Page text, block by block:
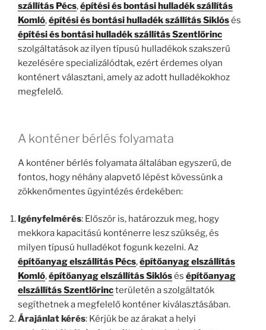
szállítás Pécs,építési és bontási hulladék szállítás
Komló,építési és bontási hulladék szállítás Siklósés
építési és bontási hulladék szállítás Szentlőrinc
szolgáltatások az ilyen típusú hulladékok szakszerű
kezelésére specializálódtak, ezért érdemes olyan
konténert választani, amely az adott hulladékokhoz
megfelelő.
A konténer bérlés folyamata
A konténer bérlés folyamata általában egyszerű, de
fontos, hogy néhány alapvető lépést kövessünk a
zökkenőmentes ügyintézés érdekében:
Igényfelmérés: Először is, határozzuk meg, hogy
mekkora kapacitású konténerre lesz szükség, és
milyen típusú hulladékot fogunk kezelni. Az
építőanyag elszállítás Pécs,építőanyag elszállítás
Komló,építőanyag elszállítás Siklósés építőanyag
elszállítás Szentlőrincterületén a szolgáltatók
segíthetnek a megfelelő konténer kiválasztásában.
Árajánlat kérés: Kérjük be az árakat a helyi